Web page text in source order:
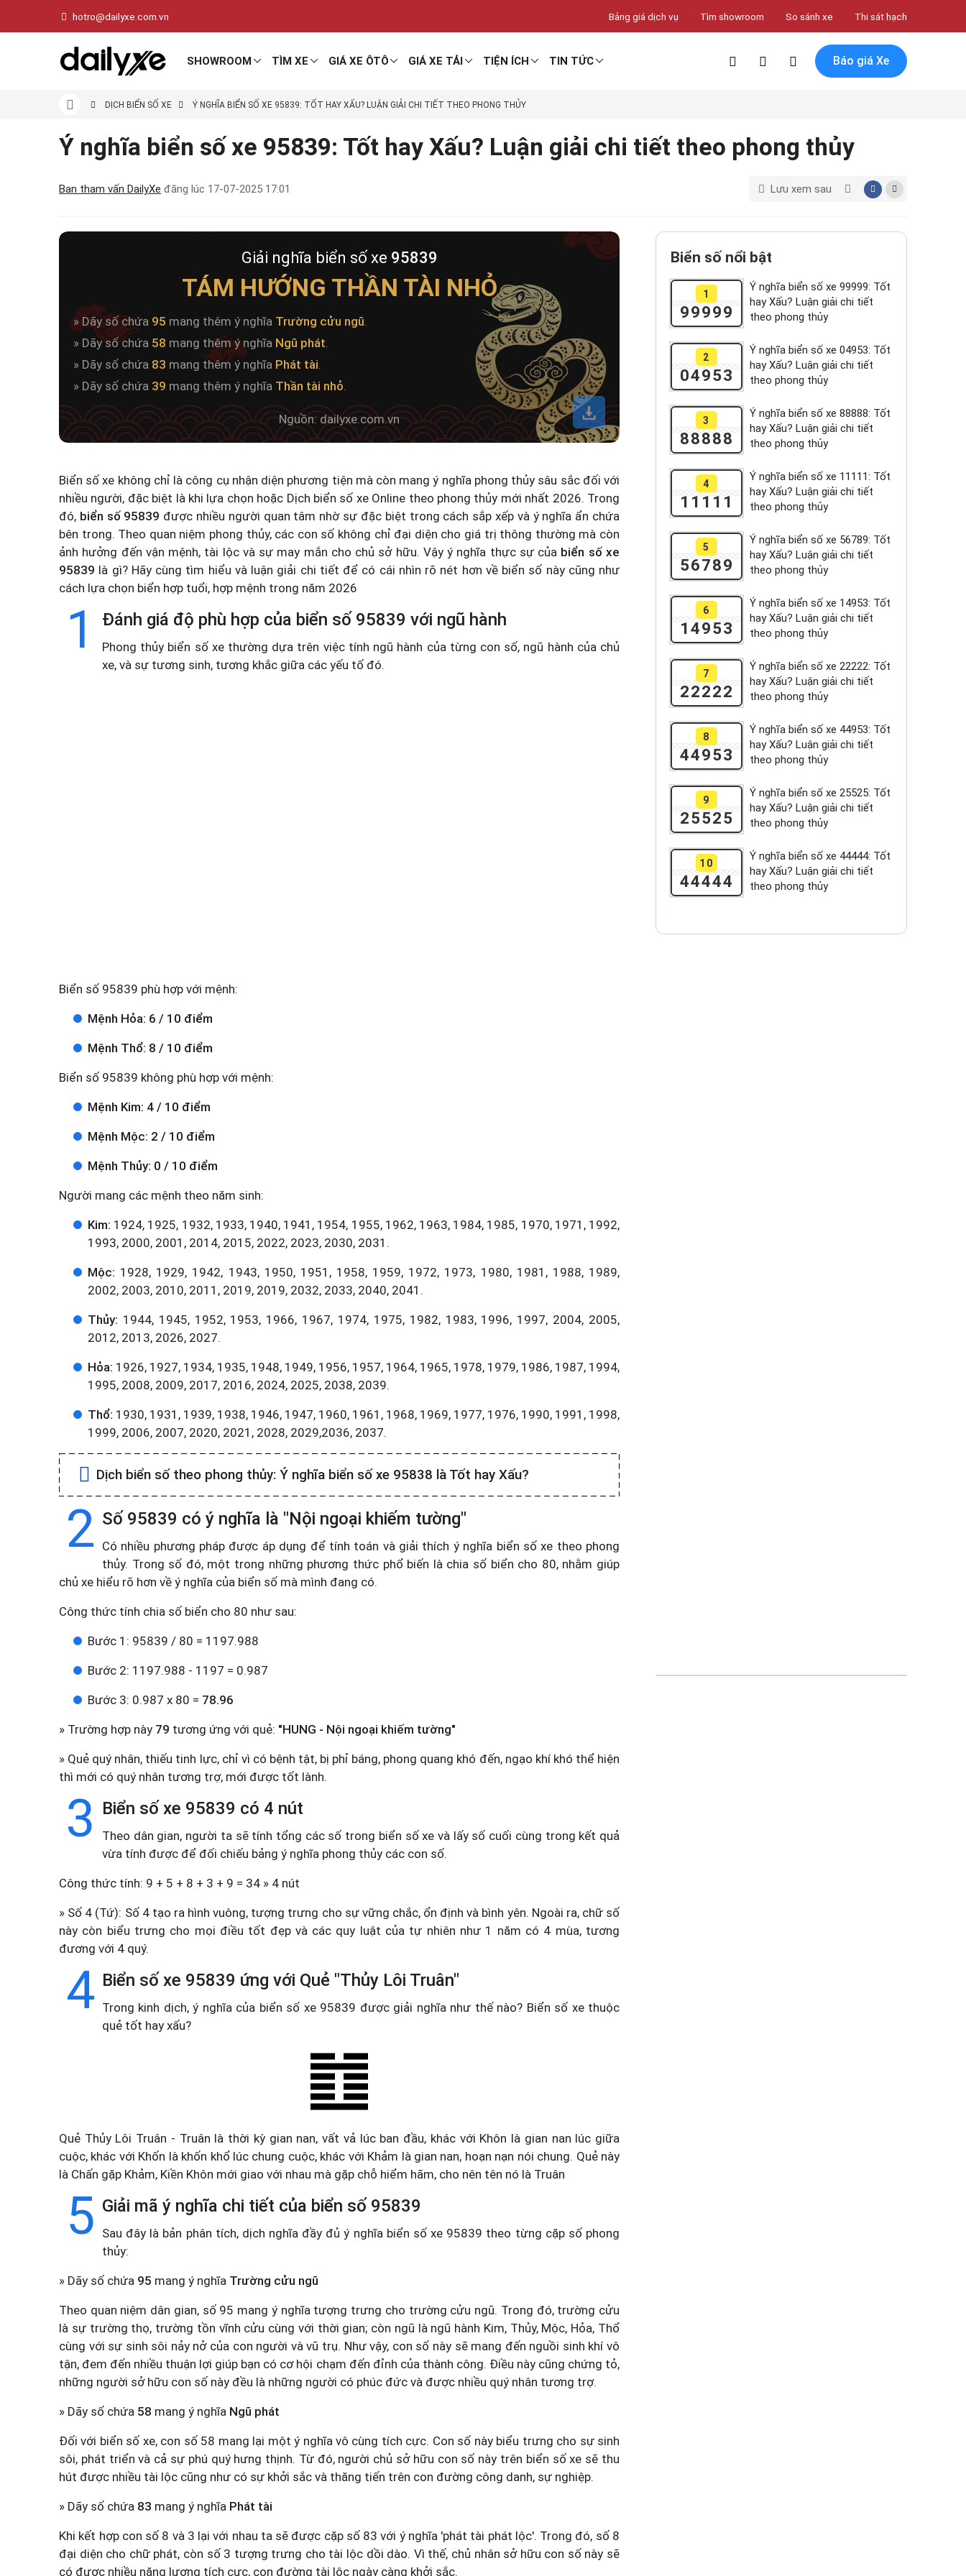
hotro@dailyxe.com.vn Bảng giá dịch vụ Tìm showroom So sánh xe Thi sát hạch
SHOWROOM TÌM XE GIÁ XE ÔTÔ GIÁ XE TẢI TIỆN ÍCH TIN TỨC Báo giá Xe
DỊCH BIỂN SỐ XE Ý NGHĨA BIỂN SỐ XE 95839: TỐT HAY XẤU? LUẬN GIẢI CHI TIẾT THEO PHONG THỦY
Ý nghĩa biển số xe 95839: Tốt hay Xấu? Luận giải chi tiết theo phong thủy
Ban tham vấn DailyXe đăng lúc 17-07-2025 17:01 Lưu xem sau
Giải nghĩa biển số xe 95839
TÁM HƯỚNG THẦN TÀI NHỎ
» Dãy số chứa 95 mang thêm ý nghĩa Trường cửu ngũ.
» Dãy số chứa 58 mang thêm ý nghĩa Ngũ phát.
» Dãy số chứa 83 mang thêm ý nghĩa Phát tài.
» Dãy số chứa 39 mang thêm ý nghĩa Thần tài nhỏ.
Nguồn: dailyxe.com.vn
Biển số xe không chỉ là công cụ nhận diện phương tiện mà còn mang ý nghĩa phong thủy sâu sắc đối với
nhiều người, đặc biệt là khi lựa chọn hoặc Dịch biển số xe Online theo phong thủy mới nhất 2026. Trong
đó, biển số 95839 được nhiều người quan tâm nhờ sự đặc biệt trong cách sắp xếp và ý nghĩa ẩn chứa
bên trong. Theo quan niệm phong thủy, các con số không chỉ đại diện cho giá trị thông thường mà còn
ảnh hưởng đến vận mệnh, tài lộc và sự may mắn cho chủ sở hữu. Vậy ý nghĩa thực sự của biển số xe
95839 là gì? Hãy cùng tìm hiểu và luận giải chi tiết để có cái nhìn rõ nét hơn về biển số này cũng như
cách lựa chọn biển hợp tuổi, hợp mệnh trong năm 2026
1 Đánh giá độ phù hợp của biển số 95839 với ngũ hành
Phong thủy biển số xe thường dựa trên việc tính ngũ hành của từng con số, ngũ hành của chủ
xe, và sự tương sinh, tương khắc giữa các yếu tố đó.
Biển số 95839 phù hợp với mệnh:
Mệnh Hỏa: 6 / 10 điểm
Mệnh Thổ: 8 / 10 điểm
Biển số 95839 không phù hợp với mệnh:
Mệnh Kim: 4 / 10 điểm
Mệnh Mộc: 2 / 10 điểm
Mệnh Thủy: 0 / 10 điểm
Người mang các mệnh theo năm sinh:
Kim: 1924, 1925, 1932, 1933, 1940, 1941, 1954, 1955, 1962, 1963, 1984, 1985, 1970, 1971, 1992,
1993, 2000, 2001, 2014, 2015, 2022, 2023, 2030, 2031.
Mộc: 1928, 1929, 1942, 1943, 1950, 1951, 1958, 1959, 1972, 1973, 1980, 1981, 1988, 1989,
2002, 2003, 2010, 2011, 2019, 2019, 2032, 2033, 2040, 2041.
Thủy: 1944, 1945, 1952, 1953, 1966, 1967, 1974, 1975, 1982, 1983, 1996, 1997, 2004, 2005,
2012, 2013, 2026, 2027.
Hỏa: 1926, 1927, 1934, 1935, 1948, 1949, 1956, 1957, 1964, 1965, 1978, 1979, 1986, 1987, 1994,
1995, 2008, 2009, 2017, 2016, 2024, 2025, 2038, 2039.
Thổ: 1930, 1931, 1939, 1938, 1946, 1947, 1960, 1961, 1968, 1969, 1977, 1976, 1990, 1991, 1998,
1999, 2006, 2007, 2020, 2021, 2028, 2029,2036, 2037.
Dịch biển số theo phong thủy: Ý nghĩa biển số xe 95838 là Tốt hay Xấu?
2 Số 95839 có ý nghĩa là "Nội ngoại khiếm tường"
Có nhiều phương pháp được áp dụng để tính toán và giải thích ý nghĩa biển số xe theo phong
thủy. Trong số đó, một trong những phương thức phổ biến là chia số biển cho 80, nhằm giúp
chủ xe hiểu rõ hơn về ý nghĩa của biển số mà mình đang có.
Công thức tính chia số biển cho 80 như sau:
Bước 1: 95839 / 80 = 1197.988
Bước 2: 1197.988 - 1197 = 0.987
Bước 3: 0.987 x 80 = 78.96
» Trường hợp này 79 tương ứng với quẻ: "HUNG - Nội ngoại khiếm tường"
» Quẻ quý nhân, thiếu tinh lực, chỉ vì có bệnh tật, bị phỉ báng, phong quang khó đến, ngạo khí khó thể hiện
thì mới có quý nhân tương trợ, mới được tốt lành.
3 Biển số xe 95839 có 4 nút
Theo dân gian, người ta sẽ tính tổng các số trong biển số xe và lấy số cuối cùng trong kết quả
vừa tính được để đối chiếu bảng ý nghĩa phong thủy các con số.
Công thức tính: 9 + 5 + 8 + 3 + 9 = 34 » 4 nút
» Số 4 (Tứ): Số 4 tạo ra hình vuông, tượng trưng cho sự vững chắc, ổn định và bình yên. Ngoài ra, chữ số
này còn biểu trưng cho mọi điều tốt đẹp và các quy luật của tự nhiên như 1 năm có 4 mùa, tương
đương với 4 quý.
4 Biển số xe 95839 ứng với Quẻ "Thủy Lôi Truân"
Trong kinh dịch, ý nghĩa của biển số xe 95839 được giải nghĩa như thế nào? Biển số xe thuộc
quẻ tốt hay xấu?
Quẻ Thủy Lôi Truân - Truân là thời kỳ gian nan, vất vả lúc ban đầu, khác với Khôn là gian nan lúc giữa
cuộc, khác với Khốn là khốn khổ lúc chung cuộc, khác với Khảm là gian nan, hoạn nạn nói chung. Quẻ này
là Chấn gặp Khảm, Kiền Khôn mới giao với nhau mà gặp chỗ hiểm hãm, cho nên tên nó là Truân
5 Giải mã ý nghĩa chi tiết của biển số 95839
Sau đây là bản phân tích, dịch nghĩa đầy đủ ý nghĩa biển số xe 95839 theo từng cặp số phong
thủy:
» Dãy số chứa 95 mang ý nghĩa Trường cửu ngũ
Theo quan niệm dân gian, số 95 mang ý nghĩa tượng trưng cho trường cửu ngũ. Trong đó, trường cửu
là sự trường thọ, trường tồn vĩnh cửu cùng với thời gian; còn ngũ là ngũ hành Kim, Thủy, Mộc, Hỏa, Thổ
cùng với sự sinh sôi nảy nở của con người và vũ trụ. Như vậy, con số này sẽ mang đến nguồi sinh khí vô
tận, đem đến nhiều thuận lợi giúp bạn có cơ hội chạm đến đỉnh của thành công. Điều này cũng chứng tỏ,
những người sở hữu con số này đều là những người có phúc đức và được nhiều quý nhân tương trợ.
» Dãy số chứa 58 mang ý nghĩa Ngũ phát
Đối với biển số xe, con số 58 mang lại một ý nghĩa vô cùng tích cực. Con số này biểu trưng cho sự sinh
sôi, phát triển và cả sự phú quý hưng thịnh. Từ đó, người chủ sở hữu con số này trên biển số xe sẽ thu
hút được nhiều tài lộc cũng như có sự khởi sắc và thăng tiến trên con đường công danh, sự nghiệp.
» Dãy số chứa 83 mang ý nghĩa Phát tài
Khi kết hợp con số 8 và 3 lại với nhau ta sẽ được cặp số 83 với ý nghĩa 'phát tài phát lộc'. Trong đó, số 8
đại diện cho chữ phát, còn số 3 tượng trưng cho tài lộc dồi dào. Vì thế, chủ nhân sở hữu con số này sẽ
có được nhiều năng lượng tích cực, con đường tài lộc ngày càng khởi sắc.
Biển số nổi bật
1
99999
Ý nghĩa biển số xe 99999: Tốt
hay Xấu? Luận giải chi tiết
theo phong thủy
2
04953
Ý nghĩa biển số xe 04953: Tốt
hay Xấu? Luận giải chi tiết
theo phong thủy
3
88888
Ý nghĩa biển số xe 88888: Tốt
hay Xấu? Luận giải chi tiết
theo phong thủy
4
11111
Ý nghĩa biển số xe 11111: Tốt
hay Xấu? Luận giải chi tiết
theo phong thủy
5
56789
Ý nghĩa biển số xe 56789: Tốt
hay Xấu? Luận giải chi tiết
theo phong thủy
6
14953
Ý nghĩa biển số xe 14953: Tốt
hay Xấu? Luận giải chi tiết
theo phong thủy
7
22222
Ý nghĩa biển số xe 22222: Tốt
hay Xấu? Luận giải chi tiết
theo phong thủy
8
44953
Ý nghĩa biển số xe 44953: Tốt
hay Xấu? Luận giải chi tiết
theo phong thủy
9
25525
Ý nghĩa biển số xe 25525: Tốt
hay Xấu? Luận giải chi tiết
theo phong thủy
10
44444
Ý nghĩa biển số xe 44444: Tốt
hay Xấu? Luận giải chi tiết
theo phong thủy